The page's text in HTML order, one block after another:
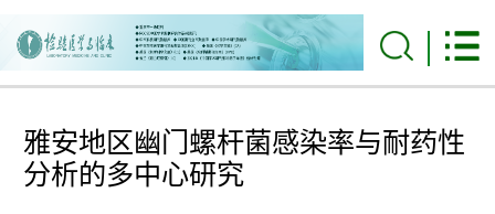
雅安地区幽门螺杆菌感染率与耐药性
分析的多中心研究